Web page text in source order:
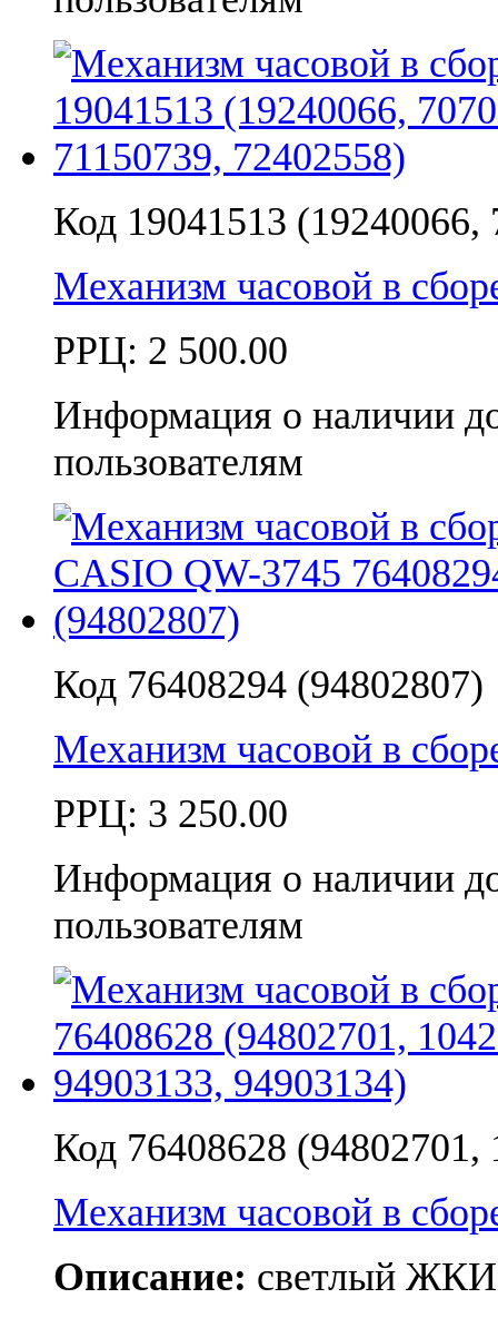
Код 19041513
Механизм часовой в
РРЦ: 2 500.00
Информация о наличии
пользователям
Код 76408294 (94802807)
Механизм часовой в
РРЦ: 3 250.00
Информация о наличии
пользователям
Код 76408628
Механизм часовой в
Описание: светлый